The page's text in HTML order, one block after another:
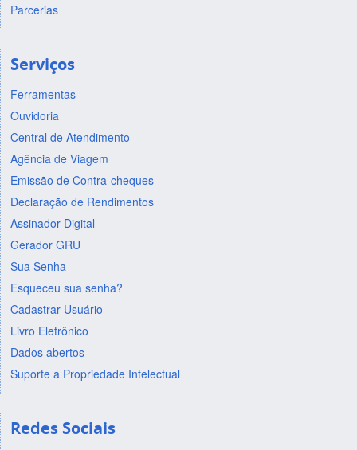
Parcerias
Serviços
Ferramentas
Ouvidoria
Central de Atendimento
Agência de Viagem
Emissão de Contra-cheques
Declaração de Rendimentos
Assinador Digital
Gerador GRU
Sua Senha
Esqueceu sua senha?
Cadastrar Usuário
Livro Eletrônico
Dados abertos
Suporte a Propriedade Intelectual
Redes Sociais